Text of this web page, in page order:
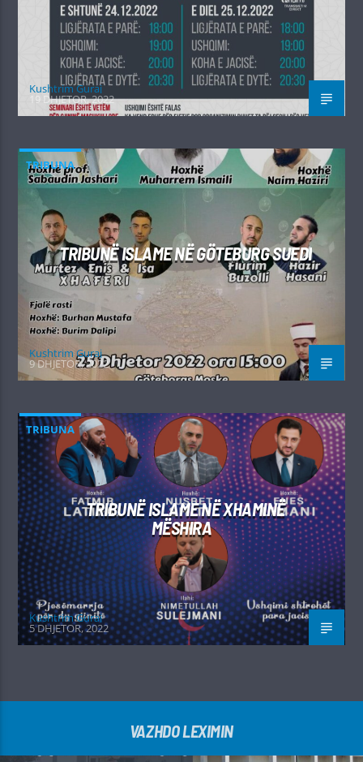
Kushtrim Guraj
19 DHJETOR, 2022
TRIBUNA
TRIBUNË ISLAME NË GÖTEBURG SUEDI
Kushtrim Guraj
9 DHJETOR, 2022
TRIBUNA
TRIBUNË ISLAME NË XHAMINË
MËSHIRA
Kushtrim Guraj
5 DHJETOR, 2022
VAZHDO LEXIMIN